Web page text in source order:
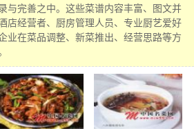
与完善之中。这些菜谱内容丰富、图文并
店经营者、厨房管理人员、专业厨艺爱好
业在菜品调整、新菜推出、经营思路等方